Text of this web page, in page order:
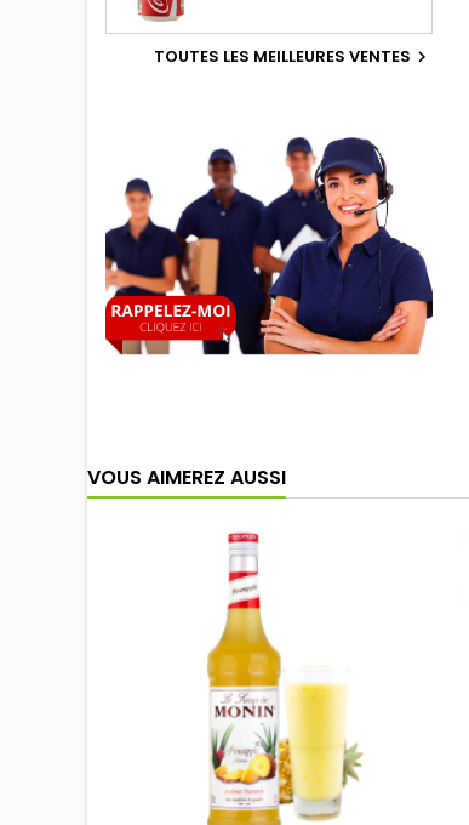
TOUTES LES MEILLEURES VENTES 
VOUS AIMEREZ AUSSI